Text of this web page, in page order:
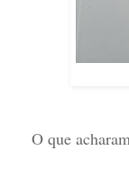
O que